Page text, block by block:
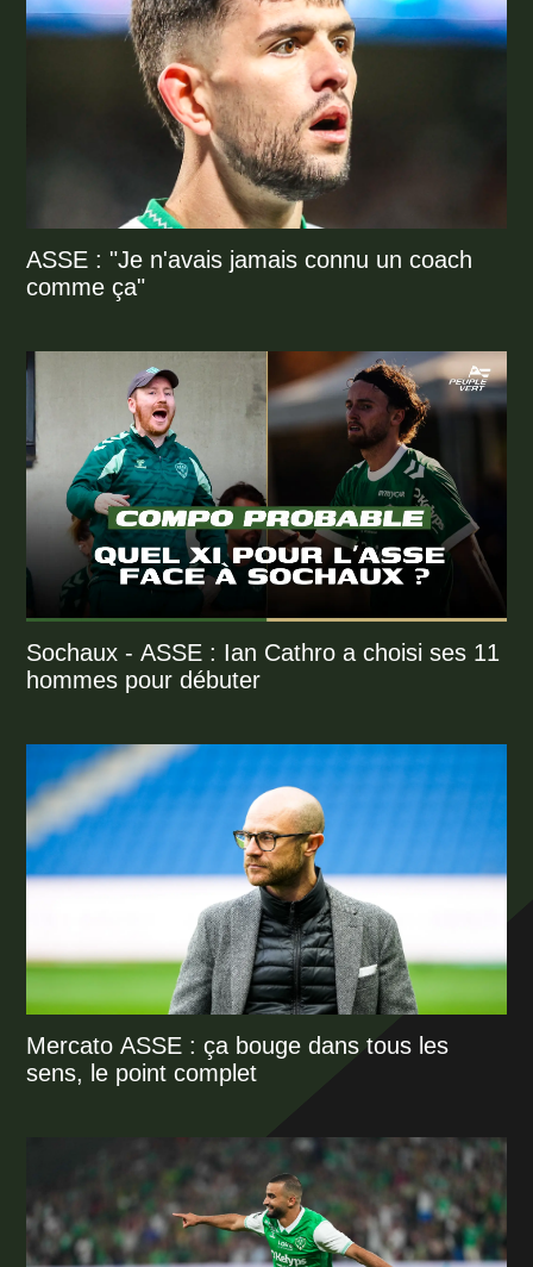
ASSE : "Je n'avais jamais connu un coach
comme ça"
Sochaux - ASSE : Ian Cathro a choisi ses 11
hommes pour débuter
Mercato ASSE : ça bouge dans tous les
sens, le point complet